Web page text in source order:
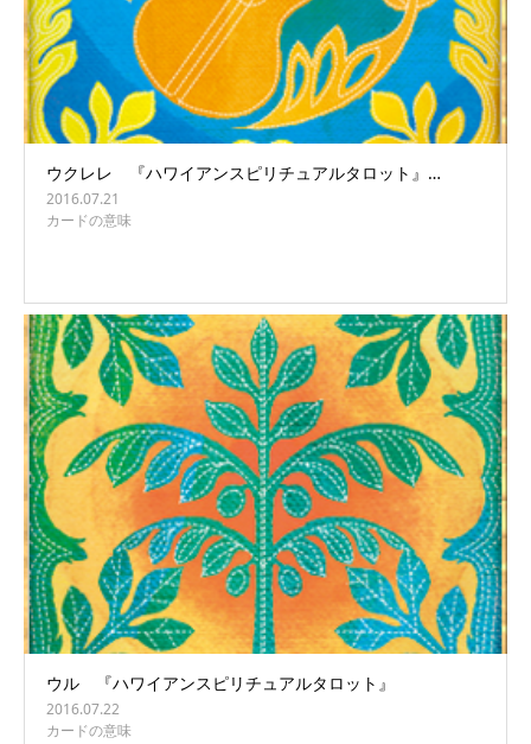
ウクレレ 『ハワイアンスピリチュアルタロット』…
2016.07.21
カードの意味
ウル 『ハワイアンスピリチュアルタロット』
2016.07.22
カードの意味